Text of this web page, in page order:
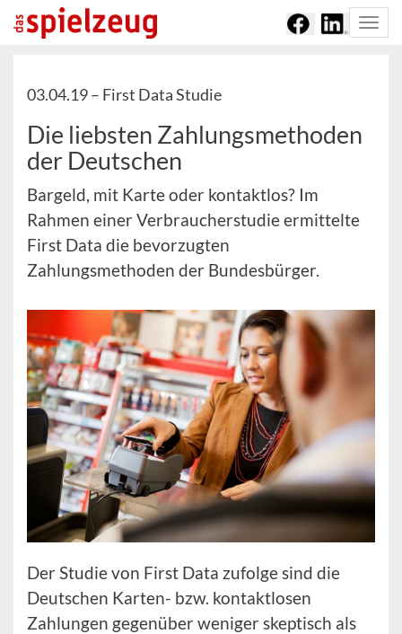
03.04.19 – First Data Studie
Die liebsten Zahlungsmethoden
der Deutschen
Bargeld, mit Karte oder kontaktlos? Im
Rahmen einer Verbraucherstudie ermittelte
First Data die bevorzugten
Zahlungsmethoden der Bundesbürger.
Der Studie von First Data zufolge sind die
Deutschen Karten- bzw. kontaktlosen
Zahlungen gegenüber weniger skeptisch als